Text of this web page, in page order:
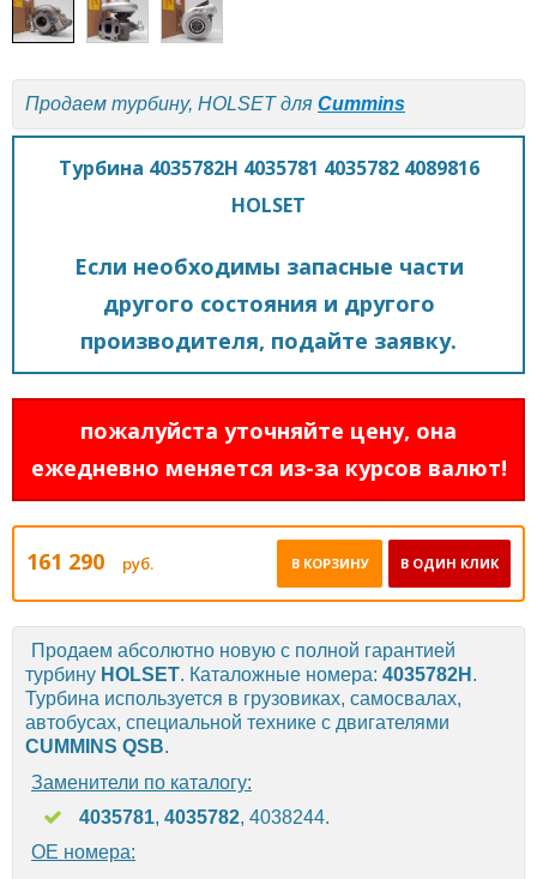
Продаем турбину, HOLSET для Cummins
Турбина 4035782H 4035781 4035782 4089816
HOLSET
Если необходимы запасные части
другого состояния и другого
производителя, подайте заявку.
пожалуйста уточняйте цену, она
ежедневно меняется из-за курсов валют!
161 290 руб. В ОДИН КЛИК
В КОРЗИНУ
Продаем абсолютно новую с полной гарантией
турбину HOLSET. Каталожные номера: 4035782H .
Турбина используется в грузовиках, самосвалах,
автобусах, специальной технике с двигателями
CUMMINS QSB.
Заменители по каталогу:
4035781, 4035782, 4038244.
OE номера: